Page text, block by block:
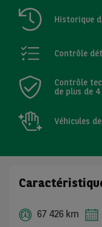
Historique
Contrôle
Contrôle
de plus de 4
Véhicules
67 426 km